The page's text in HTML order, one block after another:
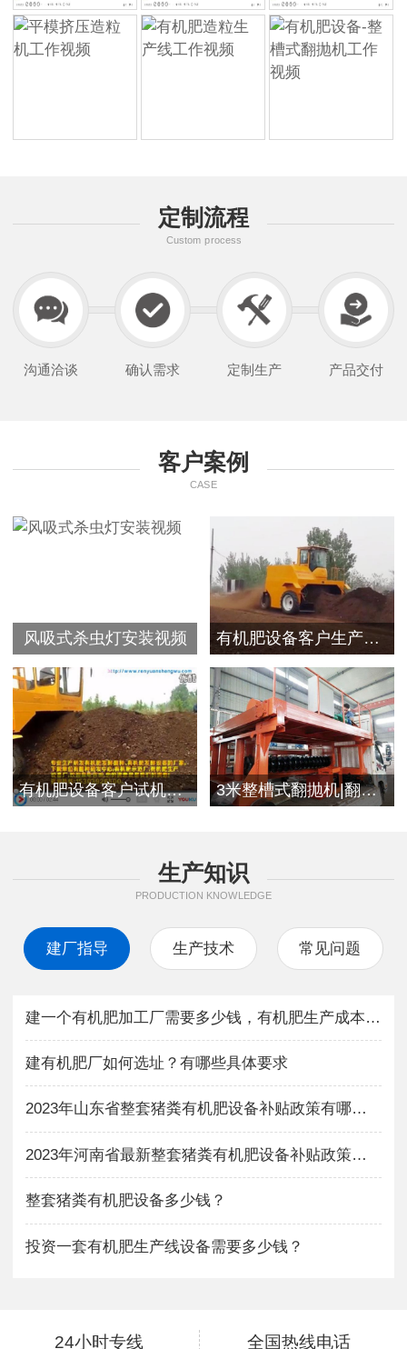
定制流程
Custom process
沟通洽谈 确认需求 定制生产 产品交付
客户案例
CASE
风吸式杀虫灯安装视频 有机肥设备客户生产视频
有机肥设备客户试机现场 3米整槽式翻抛机|翻堆机发往浙江客户
生产知识
PRODUCTION KNOWLEDGE
建厂指导 生产技术 常见问题
建一个有机肥加工厂需要多少钱，有机肥生产成本与利润如何？
建有机肥厂如何选址？有哪些具体要求
2023年山东省整套猪粪有机肥设备补贴政策有哪些？
2023年河南省最新整套猪粪有机肥设备补贴政策有哪些？
整套猪粪有机肥设备多少钱？
投资一套有机肥生产线设备需要多少钱？
24小时专线 全国热线电话